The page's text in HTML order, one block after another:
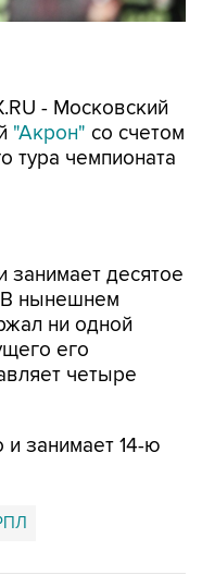
- Московский
"Акрон" со счетом
тура чемпионата
занимает десятое
В нынешнем
ни одной
его
четыре
занимает 14-ю